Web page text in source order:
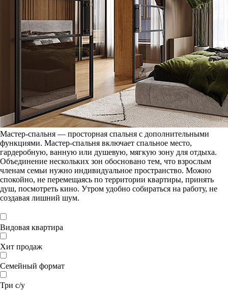
Мастер-спальня — просторная спальня с дополнительными
функциями. Мастер-спальня включает спальное место,
гардеробную, ванную или душевую, мягкую зону для отдыха.
Объединение нескольких зон обосновано тем, что взрослым
членам семьи нужно индивидуальное пространство. Можно
спокойно, не перемещаясь по территории квартиры, принять
душ, посмотреть кино. Утром удобно собираться на работу, не
создавая лишний шум.
Видовая квартира
Хит продаж
Семейный формат
Три с/у